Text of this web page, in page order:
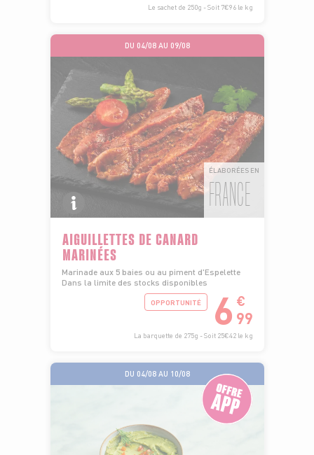
Le sachet de 250g - Soit 7€96 le kg
DU 04/08 AU 09/08
ÉLABORÉES EN
FRANCE
AIGUILLETTES DE CANARD
MARINÉES
Marinade aux 5 baies ou au piment d'Espelette
Dans la limite des stocks disponibles
OPPORTUNITÉ 6 €
99
La barquette de 275g - Soit 25€42 le kg
DU 04/08 AU 10/08